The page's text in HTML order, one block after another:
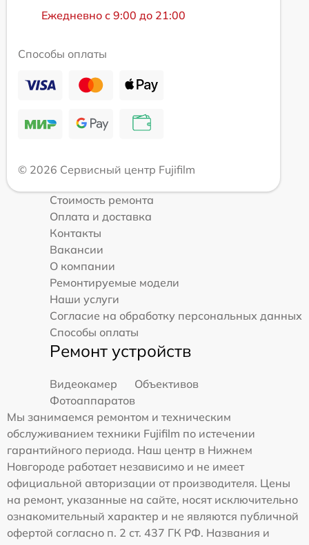
Ежедневно с 9:00 до 21:00
Способы оплаты
© 2026 Сервисный центр Fujifilm
Стоимость ремонта
Оплата и доставка
Контакты
Вакансии
О компании
Ремонтируемые модели
Наши услуги
Согласие на обработку персональных данных
Способы оплаты
Ремонт устройств
Видеокамер
Объективов
Фотоаппаратов
Мы занимаемся ремонтом и техническим
обслуживанием техники Fujifilm по истечении
гарантийного периода. Наш центр в Нижнем
Новгороде работает независимо и не имеет
официальной авторизации от производителя. Цены
на ремонт, указанные на сайте, носят исключительно
ознакомительный характер и не являются публичной
офертой согласно п. 2 ст. 437 ГК РФ. Названия и